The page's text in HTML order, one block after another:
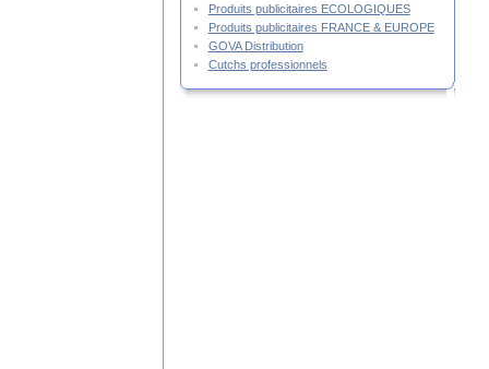
Produits publicitaires ECOLOGIQUES
Produits publicitaires FRANCE & EUROPE
GOVA Distribution
Cutchs professionnels